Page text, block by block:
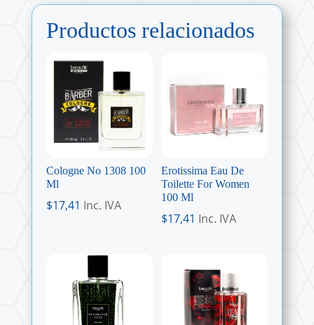
Productos relacionados
Cologne No 1308 100
Ml
$17,41 Inc. IVA
Erotissima Eau De
Toilette For Women
100 Ml
$17,41 Inc. IVA